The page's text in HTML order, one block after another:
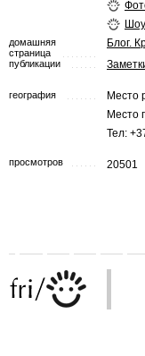
домашняя
страница
Блог.
публикации
география Место
Место
Тел:
просмотров 20501